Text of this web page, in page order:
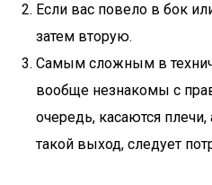
Если вас повело в бок
затем вторую.
Самым сложным в
вообще незнакомы с
очередь, касаются
такой выход, следует